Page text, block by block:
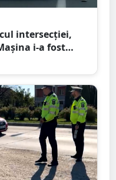
intersecției,
i-a fost